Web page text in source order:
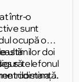
într-o
sunt
ocupă o
telefonul
distanță.
ultimilor doi
să
dominant